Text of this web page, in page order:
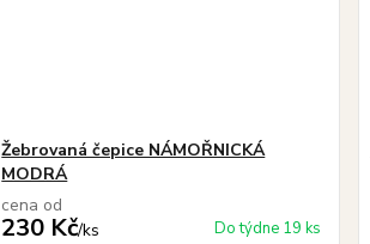
Žebrovaná čepice NÁMOŘNICKÁ
MODRÁ
cena od
230 Kč/ks Do týdne 19 ks